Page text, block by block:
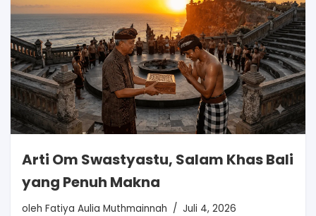
Arti Om Swastyastu, Salam Khas Bali
yang Penuh Makna
oleh Fatiya Aulia Muthmainnah Juli 4, 2026